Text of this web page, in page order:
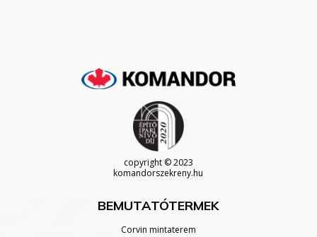
copyright© 2023
komandorszekreny.hu
BEMUTATÓTERMEK
Corvin mintaterem